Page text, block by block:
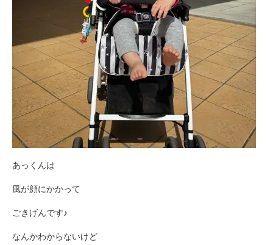
あっくんは
風が顔にかかって
ごきげんです♪
なんかわからないけど